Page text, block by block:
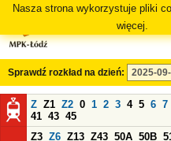
Nasza strona wykorzystuje pliki
więcej.
Sprawdź rozkład na dzień:
Z Z1 Z2 0 1 2 3 4 5 6 7
41 43 45
Z3 Z6 Z13 Z43 50A 50B